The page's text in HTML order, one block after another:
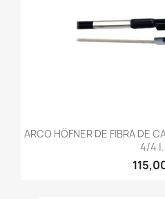
ARCO HÖFNER DE FIBRA DE
4/4